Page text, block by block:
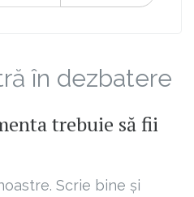
în dezbatere
trebuie să fii
Scrie bine și